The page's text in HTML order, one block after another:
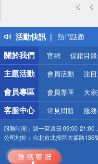
活動快訊
偏遠地區配送
得獎公告
熱門話題
銀行優惠
偏遠地區配送
詐騙網頁！
關於我們
官網 促銷目錄
主題活動 會員活動 注
會員專區 會員專區 大
客服中心 常見問題 服
服務時間： 週一至週日 09:00-21:00
公司地址： 台北市北投區大業路136